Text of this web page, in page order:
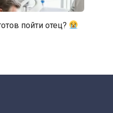
пойти отец?